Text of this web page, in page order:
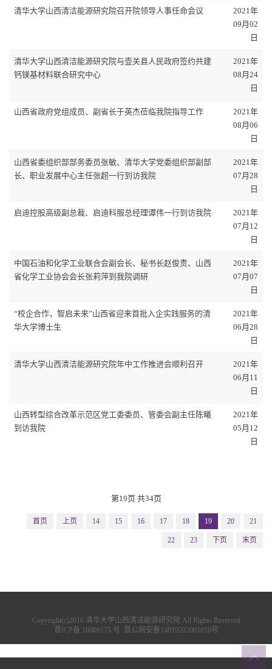
清华大学山西清洁能源研究院召开院领导人事任命会议
2021年
09月02
日
清华大学山西清洁能源研究院与壶关县人民政府签约共建
钙镁基材料联合研究中心
2021年
08月24
日
山西省政府党组成员、副省长于英杰莅临我院指导工作
2021年
08月06
日
山西省委组织部部务委员张敏、清华大学党委组织部副部
长、职业发展中心主任张超一行到访我院
2021年
07月28
日
启迪控股高级副总裁、启迪科服总经理谭伟一行到访我院
2021年
07月12
日
中国石油和化学工业联合会副会长、秘书长赵俊贵、山西
省化学工业协会会长张莉萍到我院调研
2021年
07月07
日
“校企合作，智启未来”山西省迎来首批入企实践服务的清
华大学博士生
2021年
06月28
日
清华大学山西清洁能源研究院年中工作推进会顺利召开
2021年
06月11
日
山西转型综合改革示范区党工委委员、管委会副主任陈曦
到访我院
2021年
05月12
日
第19页 共34页
首页 上页 14 15 16 17 18 19 20 21
22 23 下页 末页
Copyright(c)2016 清华大学山西清洁能源研究院 All Rights Reserved
晋ICP备 16006175 号 晋公网安备14019202001016号